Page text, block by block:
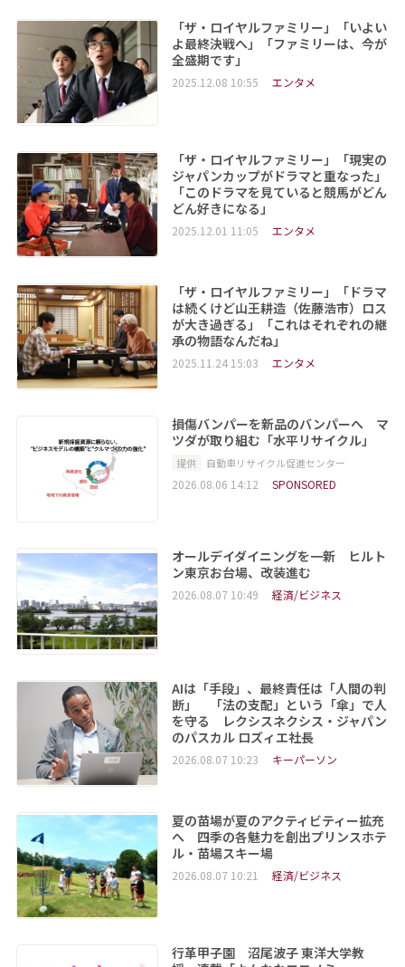
「ザ・ロイヤルファミリー」「いよい
よ最終決戦へ」「ファミリーは、今が
全盛期です」
2025.12.08 10:55 エンタメ
「ザ・ロイヤルファミリー」「現実の
ジャパンカップがドラマと重なった」
「このドラマを見ていると競馬がどん
どん好きになる」
2025.12.01 11:05 エンタメ
「ザ・ロイヤルファミリー」「ドラマ
は続くけど山王耕造（佐藤浩市）ロス
が大き過ぎる」「これはそれぞれの継
承の物語なんだね」
2025.11.24 15:03 エンタメ
損傷バンパーを新品のバンパーへ マ
ツダが取り組む「水平リサイクル」
提供 自動車リサイクル促進センター
2026.08.06 14:12 SPONSORED
オールデイダイニングを一新 ヒルト
ン東京お台場、改装進む
2026.08.07 10:49 経済/ビジネス
AIは「手段」、最終責任は「人間の判
断」 「法の支配」という「傘」で人
を守る レクシスネクシス・ジャパン
のパスカル ロズィエ社長
2026.08.07 10:23 キーパーソン
夏の苗場が夏のアクティビティー拡充
へ 四季の各魅力を創出プリンスホテ
ル・苗場スキー場
2026.08.07 10:21 経済/ビジネス
行革甲子園 沼尾波子 東洋大学教